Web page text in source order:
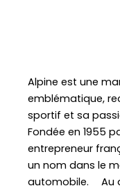
Alpine est une
emblématique,
sportif et sa
Fondée en 1955
entrepreneur
un nom dans le
automobile. Au